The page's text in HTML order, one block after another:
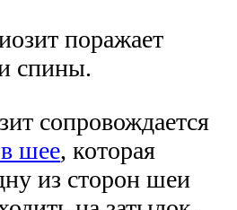
поражает
спины.
сопровождается
шее, которая
из сторон шеи